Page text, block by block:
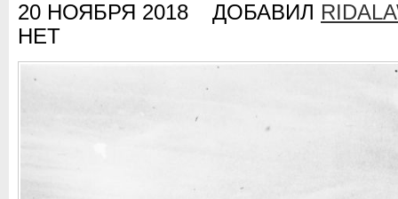
20 НОЯБРЯ 2018 ДОБАВИЛ
НЕТ